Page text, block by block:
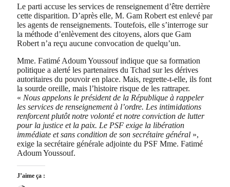
Le parti accuse les services de renseignement d’être derrière
cette disparition. D’après elle, M. Gam Robert est enlevé par
les agents de renseignements. Toutefois, elle s’interroge sur
la méthode d’enlèvement des citoyens, alors que Gam
Robert n’a reçu aucune convocation de quelqu’un.
Mme. Fatimé Adoum Youssouf indique que sa formation
politique a alerté les partenaires du Tchad sur les dérives
autoritaires du pouvoir en place. Mais, regrette-t-elle, ils font
la sourde oreille, mais l’histoire risque de les rattraper.
« Nous appelons le président de la République à rappeler
les services de renseignement à l’ordre. Les intimidations
renforcent plutôt notre volonté et notre conviction de lutter
pour la justice et la paix. Le PSF exige la libération
immédiate et sans condition de son secrétaire général »,
exige la secrétaire générale adjointe du PSF Mme. Fatimé
Adoum Youssouf.
J’aime ça :